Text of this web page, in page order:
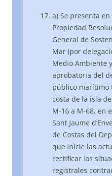
a) Se presenta
Propiedad
General de
Mar (por
Medio Ambiente
aprobatoria del
público marítimo
costa de la isla
M-16 a M-68, en
Sant Jaume
de Costas del
que inicie las
rectificar las
registrales